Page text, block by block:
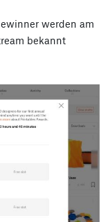
werden am
bekannt